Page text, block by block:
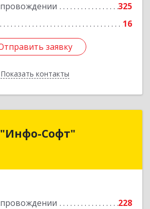
325
16
заявку
Показать контакты
заявку
Назад
Софт"
228
Компания "Инфо-Софт"
край, Лабинский р-н,